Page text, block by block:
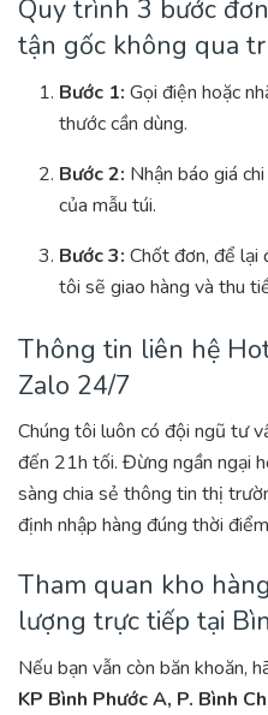
Quy trình 3 bước
tận gốc không qua
Bước 1: Gọi điện hoặc
thước cần dùng.
Bước 2: Nhận báo giá
của mẫu túi.
Bước 3: Chốt đơn, để lại
tôi sẽ giao hàng và thu
Thông tin liên hệ
Zalo 24/7
Chúng tôi luôn có đội ngũ tư
đến 21h tối. Đừng ngần ngại
sàng chia sẻ thông tin thị
định nhập hàng đúng thời
Tham quan kho
lượng trực tiếp tại
Nếu bạn vẫn còn băn khoăn,
KP Bình Phước A, P. Bình